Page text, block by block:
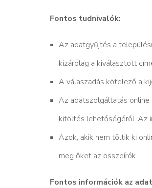
Fontos tudnivalók:
Az adatgyűjtés a
kizárólag a kiválasztott
A válaszadás kötelező a
Az adatszolgáltatás
kitöltés lehetőségéről. Az
Azok, akik nem töltik ki
meg őket az összeírók.
Fontos információk az